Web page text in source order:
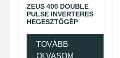
ZEUS 400 DOUBLE
PULSE INVERTERES
HEGESZTŐGÉP
TOVÁBB
OLVASOM